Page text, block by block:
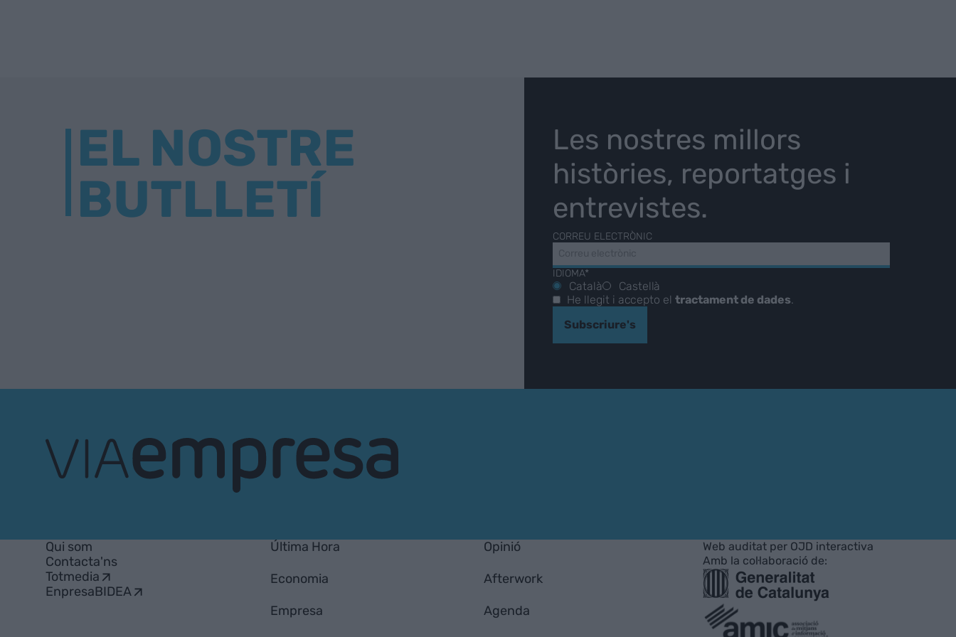
EL NOSTRE
BUTLLETÍ
Les nostres millors
històries, reportatges i
entrevistes.
CORREU ELECTRÒNIC
IDIOMA*
Català
Castellà
He llegit i accepto el tractament de dades.
Subscriure's
Qui som
Contacta'ns
Totmedia
EnpresaBIDEA
Última Hora
Economia
Empresa
Opinió
Afterwork
Agenda
Web auditat per OJD interactiva
Amb la col·laboració de: